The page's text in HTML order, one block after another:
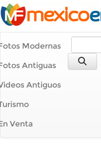
Modernas
Antiguas
Antiguos
Venta